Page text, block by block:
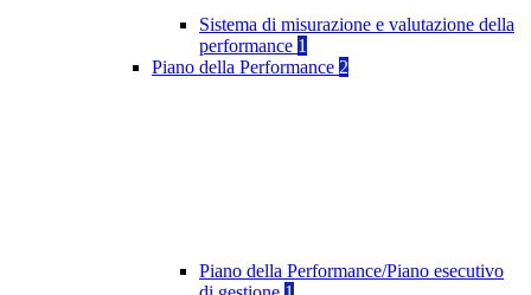
Sistema di misurazione e valutazione della
performance 1
Piano della Performance 2
Piano della Performance/Piano esecutivo